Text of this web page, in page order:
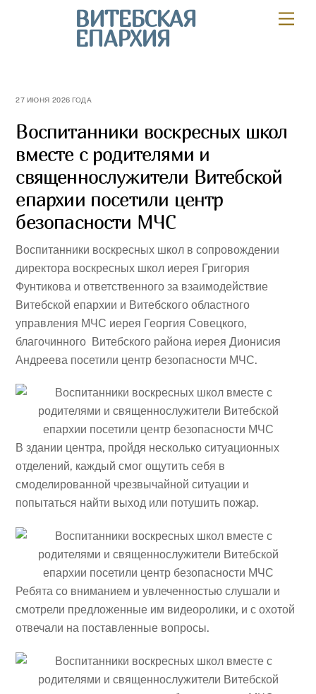
ВИТЕБСКАЯ
ЕПАРХИЯ
27 ИЮНЯ 2026 ГОДА
Воспитанники воскресных школ
вместе с родителями и
священнослужители Витебской
епархии посетили центр
безопасности МЧС
Воспитанники воскресных школ в сопровождении
директора воскресных школ иерея Григория
Фунтикова и ответственного за взаимодействие
Витебской епархии и Витебского областного
управления МЧС иерея Георгия Совецкого,
благочинного Витебского района иерея Дионисия
Андреева посетили центр безопасности МЧС.
В здании центра, пройдя несколько ситуационных
отделений, каждый смог ощутить себя в
смоделированной чрезвычайной ситуации и
попытаться найти выход или потушить пожар.
Ребята со вниманием и увлеченностью слушали и
смотрели предложенные им видеоролики, и с охотой
отвечали на поставленные вопросы.